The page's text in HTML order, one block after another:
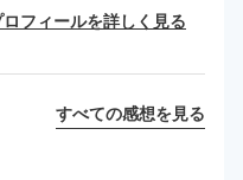
ロフィールを詳しく見る
すべての感想を見る